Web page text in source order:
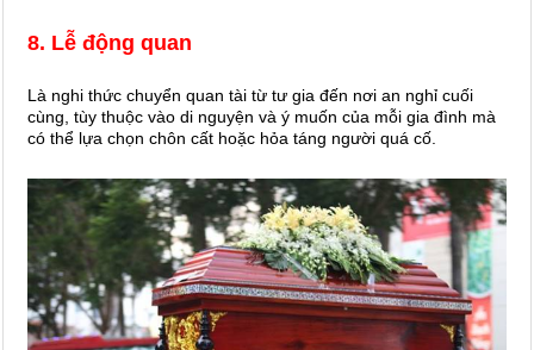
8. Lễ động quan
Là nghi thức chuyển quan tài từ tư gia đến nơi an nghỉ cuối
cùng, tùy thuộc vào di nguyện và ý muốn của mỗi gia đình mà
có thể lựa chọn chôn cất hoặc hỏa táng người quá cố.